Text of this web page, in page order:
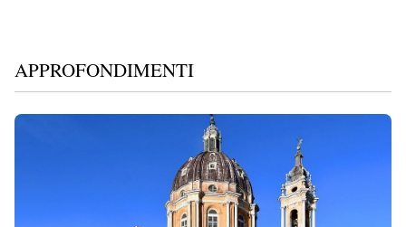
APPROFONDIMENTI